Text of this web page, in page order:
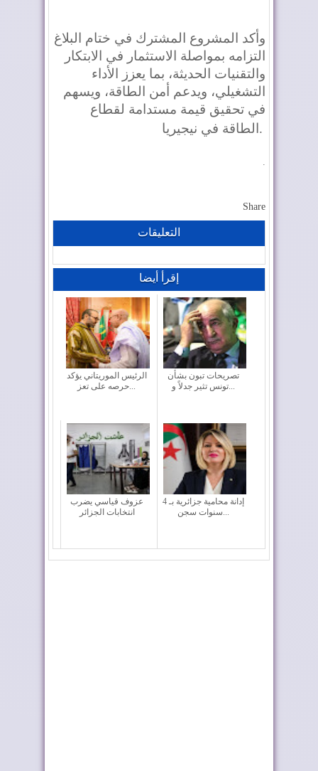
وأكد المشروع المشترك في ختام البلاغ
التزامه بمواصلة الاستثمار في الابتكار
والتقنيات الحديثة، بما يعزز الأداء
التشغيلي، ويدعم أمن الطاقة، ويسهم
في تحقيق قيمة مستدامة لقطاع
الطاقة في نيجيريا .
Share
التعليقات
إقرأ أيضا
الرئيس الموريتاني يؤكد
حرصه على تعز...
تصريحات تبون بشأن
تونس تثير جدلاً و...
عزوف قياسي يضرب
انتخابات الجزائر
إدانة محامية جزائرية بـ 4
سنوات سجن...